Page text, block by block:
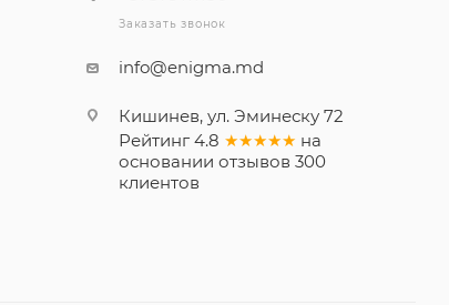
Заказать звонок
info@enigma.md
Кишинев, ул. Эминеску 72
Рейтинг 4.8 ★★★★★ на
основании отзывов 300
клиентов